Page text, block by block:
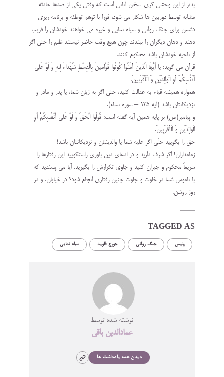
بدتر از این وحشی گری، سخن آنانی است که وقتی یکی از صدها حادثه
مشابه توسط دوربین ها شکار می شود، فورا با توهم توطئه و برنامه ریزی
دشمن برای جنگ روانی و سیاه نمایی و غیره می خواهند خودشان را فریب
دهند و دهان دیگران را ببندند چون هیچ وقت حاضر نیستند ظلم را حتی اگر
از ناحیه خودشان باشد محکوم کنند.
قرآن می گوید: يا أَيُّهَا الَّذينَ آمَنُوا كُونُوا قَوَّامينَ بِالْقِسْطِ شُهَداءَ لِلهِ‌ وَ لَوْ عَلى
أَنْفُسِكُمْ أَوِ الْوالِدَيْنِ وَ الْأَقْرَبينَ.
همواره هميشه قيام به عدالت كنيد، حتی اگر به زيان شما، يا پدر و مادر و
نزديكانتان باشد (آیه ۱۳۵ – سوره نساء).
و پیامبر(ص) بر پایه همین آیه گفته است: قُولُوا الْحَقَّ وَ لَوْ عَلی أَنْفُسِکُمْ أَوِ
الْوالِدَیْنِ وَ الْأَقْرَبِینَ.
حق را بگویید حتّی اگر علیه شما یا والدینتان و نزدیکانتان باشد!
زمامداران! اگر شرف دارید و در ادعای دین باوری راستگویید این رفتارها را
سریعاً محکوم و جبران کنید و جلوی تکرارش را بگیرید. آیا می پسندید که
با ناموس شما در خلوت و‌ جلوت چنین رفتاری انجام شود؟ در خیابان، و در
روز روشن.
TAGGED AS
پلیس جنگ روانی جورج فلوید سیاه نمایی
نوشته شده توسط
عمادالدین باقی
دیدن همه یادداشت ها